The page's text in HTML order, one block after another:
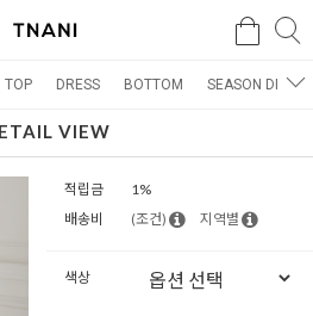
검색
TOP DRESS BOTTOM SEASON DRESS
VIEW
적립금
1%
배송비
(조건) 지역별
색상